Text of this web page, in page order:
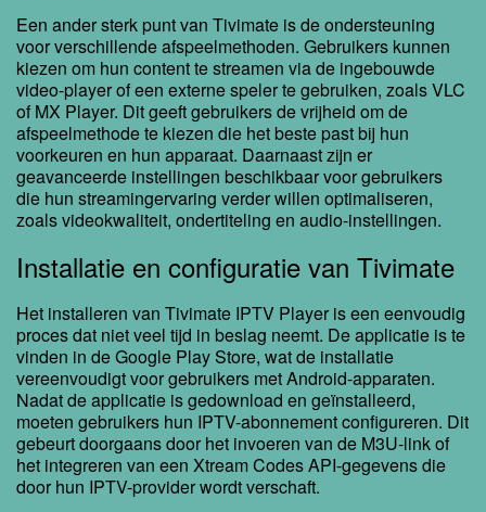
Een ander sterk punt van Tivimate is de ondersteuning
voor verschillende afspeelmethoden. Gebruikers kunnen
kiezen om hun content te streamen via de ingebouwde
video-player of een externe speler te gebruiken, zoals VLC
of MX Player. Dit geeft gebruikers de vrijheid om de
afspeelmethode te kiezen die het beste past bij hun
voorkeuren en hun apparaat. Daarnaast zijn er
geavanceerde instellingen beschikbaar voor gebruikers
die hun streamingervaring verder willen optimaliseren,
zoals videokwaliteit, ondertiteling en audio-instellingen.
Installatie en configuratie van Tivimate
Het installeren van Tivimate IPTV Player is een eenvoudig
proces dat niet veel tijd in beslag neemt. De applicatie is te
vinden in de Google Play Store, wat de installatie
vereenvoudigt voor gebruikers met Android-apparaten.
Nadat de applicatie is gedownload en geïnstalleerd,
moeten gebruikers hun IPTV-abonnement configureren. Dit
gebeurt doorgaans door het invoeren van de M3U-link of
het integreren van een Xtream Codes API-gegevens die
door hun IPTV-provider wordt verschaft.